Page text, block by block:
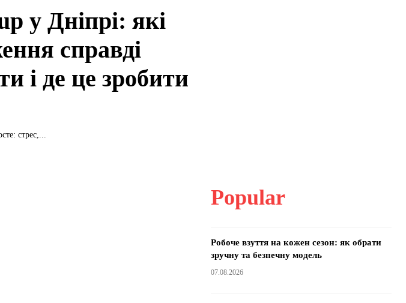
у Дніпрі: які
справді
і де це зробити
стрес,...
Popular
Робоче взуття на кожен сезон: як обрати
зручну та безпечну модель
07.08.2026